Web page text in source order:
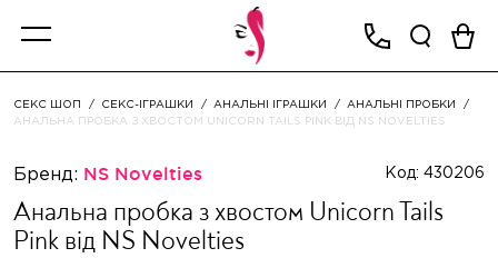
СЕКС ШОП СЕКС-ІГРАШКИ АНАЛЬНІ ІГРАШКИ
АНАЛЬНІ ПРОБКИ
АНАЛЬНА ПРОБКА З ХВОСТОМ UNICORN TAILS PINK ВІД NS NOVELTIES
Бренд: NS Novelties Код: 430206
Анальна пробка з хвостом Unicorn Tails
Pink від NS Novelties